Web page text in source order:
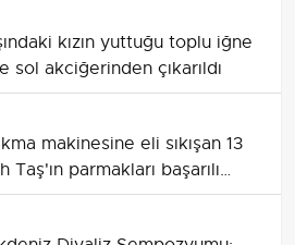
kızın yuttuğu toplu iğne
sol akciğerinden çıkarıldı
makinesine eli sıkışan 13
Taş'ın parmakları başarılı
dikildi